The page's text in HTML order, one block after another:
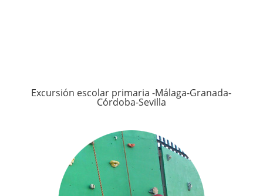
Excursión escolar primaria -Málaga-Granada-
Córdoba-Sevilla